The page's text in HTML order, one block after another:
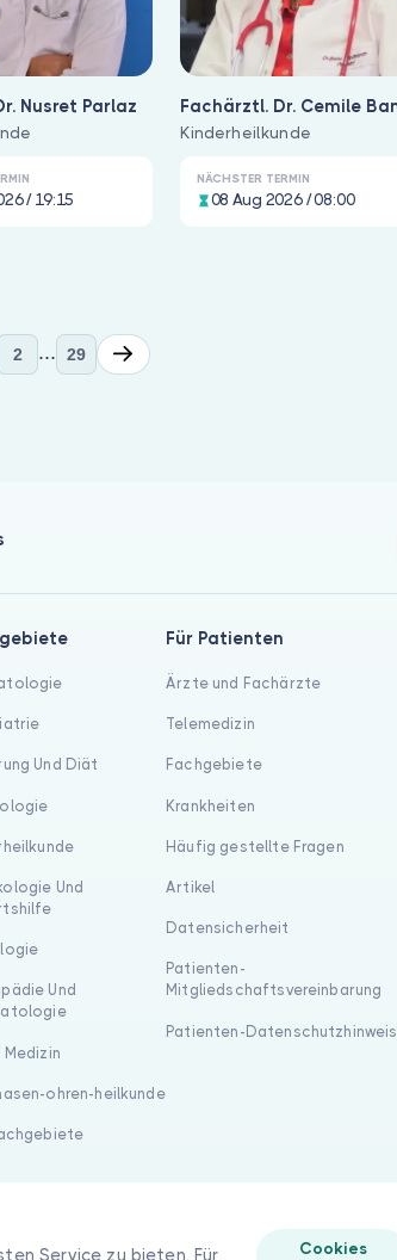
Nusret Parlaz
/ 19:15
Fachärztl. Dr. Cemile Banu
Küçükkirim Çibikci
Kinderheilkunde
NÄCHSTER TERMIN
08 Aug 2026 / 08:00
2 ... 29
Service zu bieten. Für
Cookies
Und Diät
Und
Und
Medizin
ohren-heilkunde
Für Patienten
Ärzte und Fachärzte
Telemedizin
Fachgebiete
Krankheiten
Häufig gestellte Fragen
Artikel
Datensicherheit
Patienten-
Mitgliedschaftsvereinbarung
Patienten-Datenschutzhinweis